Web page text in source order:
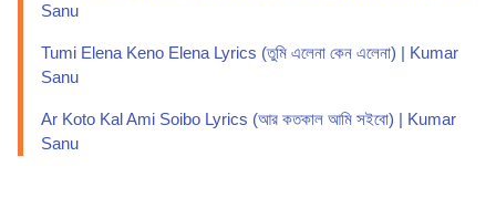
Sanu
Tumi Elena Keno Elena Lyrics (তুমি এলেনা কেন এলেনা) | Kumar
Sanu
Ar Koto Kal Ami Soibo Lyrics (আর কতকাল আমি সইবো) | Kumar
Sanu